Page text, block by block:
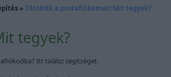
» Törölték a postafiókomat! Mit tegyek?
tegyek?
Itt találsz segítséget.